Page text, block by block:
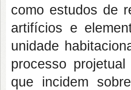
como estudos de
artifícios e
unidade
processo
que incidem